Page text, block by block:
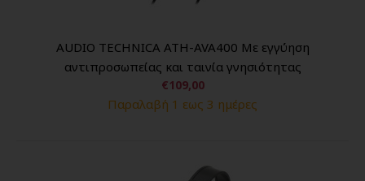
AUDIO TECHNICA ATH-AVA400 Με εγγύηση
αντιπροσωπείας και ταινία γνησιότητας
€109,00
Παραλαβή 1 εως 3 ημέρες